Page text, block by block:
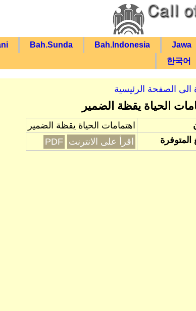
Jawa
Bah.Indonesia
Bah.Sunda
한국어
الى الصفحة الرئيسية
الحياة يقظة الضمير
اهتمامات الحياة يقظة الضمير
المتوفرة
اقرأ على الانترنت PDF